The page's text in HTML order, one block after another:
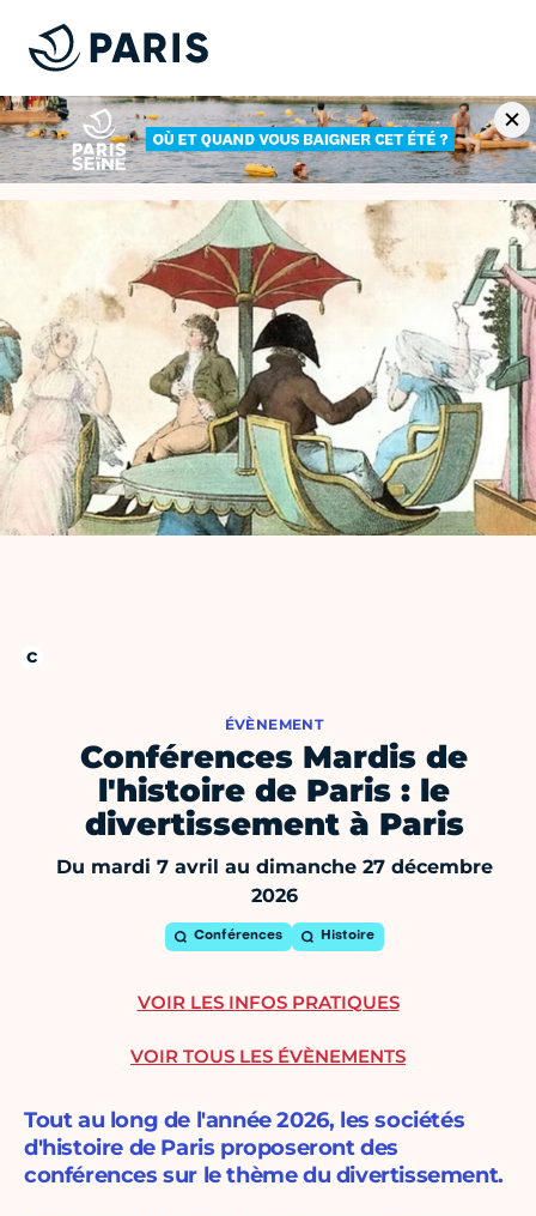
ÉVÈNEMENT
Conférences Mardis de
l'histoire de Paris : le
divertissement à Paris
Du mardi 7 avril au dimanche 27 décembre
2026
Conférences Histoire
Tout au long de l'année 2026, les sociétés
d'histoire de Paris proposeront des
conférences sur le thème du divertissement.
VOIR LES INFOS PRATIQUES
VOIR TOUS LES ÉVÈNEMENTS